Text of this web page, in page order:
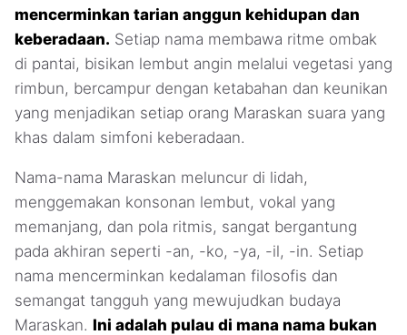
mencerminkan tarian anggun kehidupan dan
keberadaan. Setiap nama membawa ritme ombak
di pantai, bisikan lembut angin melalui vegetasi yang
rimbun, bercampur dengan ketabahan dan keunikan
yang menjadikan setiap orang Maraskan suara yang
khas dalam simfoni keberadaan.
Nama-nama Maraskan meluncur di lidah,
menggemakan konsonan lembut, vokal yang
memanjang, dan pola ritmis, sangat bergantung
pada akhiran seperti -an, -ko, -ya, -il, -in. Setiap
nama mencerminkan kedalaman filosofis dan
semangat tangguh yang mewujudkan budaya
Maraskan. Ini adalah pulau di mana nama bukan